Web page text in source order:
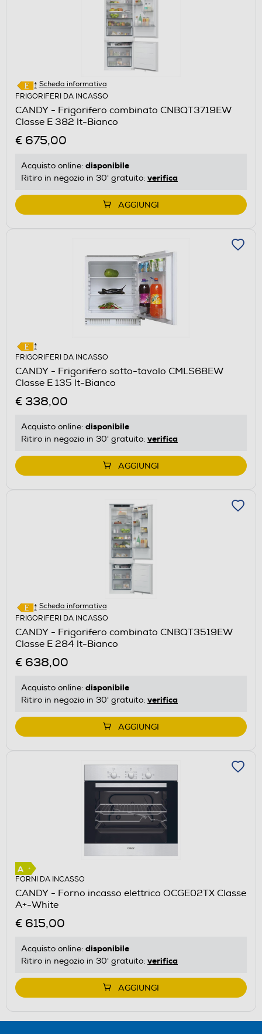
Scheda informativa
FRIGORIFERI DA INCASSO
CANDY - Frigorifero combinato CNBQT3719EW
Classe E 382 lt-Bianco
€ 675,00
Acquisto online: disponibile
Ritiro in negozio in 30' gratuito: verifica
AGGIUNGI
FRIGORIFERI DA INCASSO
CANDY - Frigorifero sotto-tavolo CMLS68EW
Classe E 135 lt-Bianco
€ 338,00
Acquisto online: disponibile
Ritiro in negozio in 30' gratuito: verifica
AGGIUNGI
Scheda informativa
FRIGORIFERI DA INCASSO
CANDY - Frigorifero combinato CNBQT3519EW
Classe E 284 lt-Bianco
€ 638,00
Acquisto online: disponibile
Ritiro in negozio in 30' gratuito: verifica
AGGIUNGI
FORNI DA INCASSO
CANDY - Forno incasso elettrico OCGE02TX Classe
A+-White
€ 615,00
Acquisto online: disponibile
Ritiro in negozio in 30' gratuito: verifica
AGGIUNGI